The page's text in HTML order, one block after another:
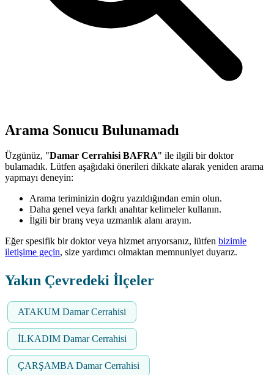
Arama Sonucu Bulunamadı
Üzgünüz, "Damar Cerrahisi BAFRA" ile ilgili bir doktor
bulamadık. Lütfen aşağıdaki önerileri dikkate alarak yeniden arama
yapmayı deneyin:
Arama teriminizin doğru yazıldığından emin olun.
Daha genel veya farklı anahtar kelimeler kullanın.
İlgili bir branş veya uzmanlık alanı arayın.
Eğer spesifik bir doktor veya hizmet arıyorsanız, lütfen bizimle
iletişime geçin, size yardımcı olmaktan memnuniyet duyarız.
Yakın Çevredeki İlçeler
ATAKUM Damar Cerrahisi
İLKADIM Damar Cerrahisi
ÇARŞAMBA Damar Cerrahisi